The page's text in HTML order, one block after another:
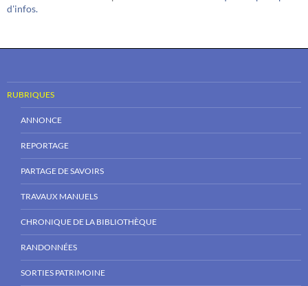
d'infos.
RUBRIQUES
ANNONCE
REPORTAGE
PARTAGE DE SAVOIRS
TRAVAUX MANUELS
CHRONIQUE DE LA BIBLIOTHÈQUE
RANDONNÉES
SORTIES PATRIMOINE